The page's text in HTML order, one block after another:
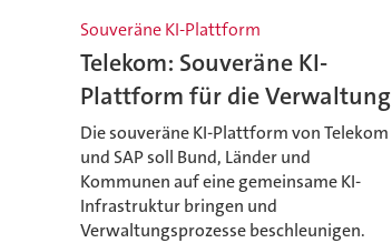
Souveräne KI-Plattform
Telekom: Souveräne KI-
Plattform für die Verwaltung
Die souveräne KI-Plattform von Telekom
und SAP soll Bund, Länder und
Kommunen auf eine gemeinsame KI-
Infrastruktur bringen und
Verwaltungsprozesse beschleunigen.